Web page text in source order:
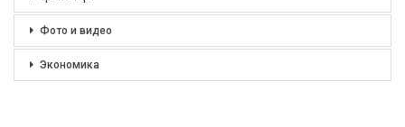
Фото и видео
Экономика